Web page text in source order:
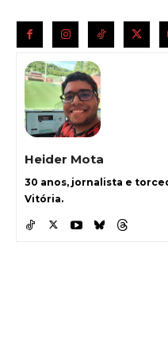
Heider Mota
30 anos, jornalista e
Vitória.